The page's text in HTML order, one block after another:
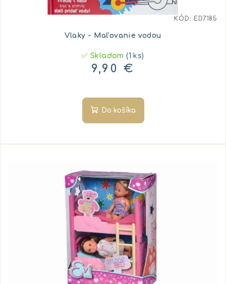
Vlaky - Maľovanie vodou
✅ Skladom(1 ks)
9,90 €
Do košíka
KÓD: ED7185